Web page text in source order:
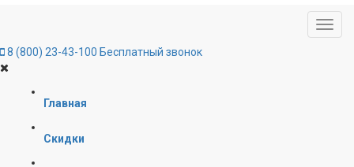
8 (800) 23-43-100 Бесплатный звонок
Главная
Скидки